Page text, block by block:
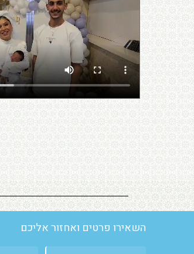
השאירו פרטים ואחזור אליכם